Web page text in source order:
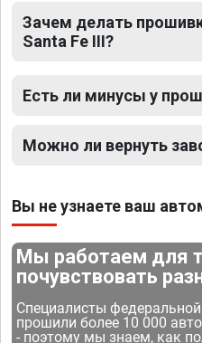
Зачем делать
Santa Fe III?
Есть ли минусы у
Можно ли вернуть
Вы не узнаете ваш
Мы работаем для
почувствовать
Специалисты
прошили более 10 000
- поэтому мы знаем, как